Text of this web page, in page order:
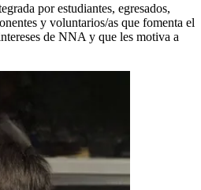
por estudiantes, egresados,
y voluntarios/as que fomenta el
de NNA y que les motiva a